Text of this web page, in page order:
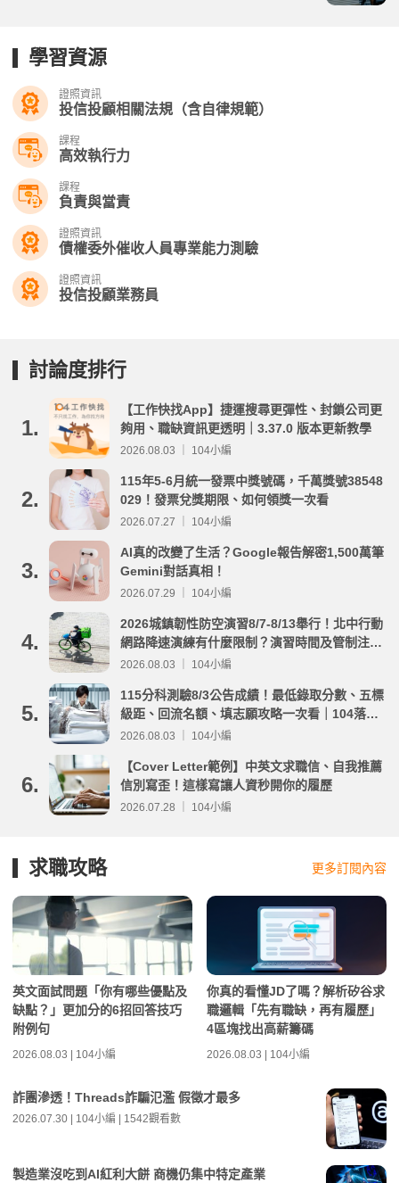
學習資源
證照資訊
投信投顧相關法規（含自律規範）
課程
高效執行力
課程
負責與當責
證照資訊
債權委外催收人員專業能力測驗
證照資訊
投信投顧業務員
討論度排行
1.
【工作快找App】捷運搜尋更彈性、封鎖公司更
夠用、職缺資訊更透明｜3.37.0 版本更新教學
2026.08.03 ｜ 104小編
2.
115年5-6月統一發票中獎號碼，千萬獎號38548
029！發票兌獎期限、如何領獎一次看
2026.07.27 ｜ 104小編
3.
AI真的改變了生活？Google報告解密1,500萬筆
Gemini對話真相！
2026.07.29 ｜ 104小編
4.
2026城鎮韌性防空演習8/7-8/13舉行！北中行動
網路降速演練有什麼限制？演習時間及管制注意
事項整理
2026.08.03 ｜ 104小編
5.
115分科測驗8/3公告成績！最低錄取分數、五標
級距、回流名額、填志願攻略一次看｜104落點
分析
2026.08.03 ｜ 104小編
6.
【Cover Letter範例】中英文求職信、自我推薦
信別寫歪！這樣寫讓人資秒開你的履歷
2026.07.28 ｜ 104小編
求職攻略 更多訂閱內容
英文面試問題「你有哪些優點及
缺點？」更加分的6招回答技巧
附例句
2026.08.03 | 104小編
你真的看懂JD了嗎？解析矽谷求
職邏輯「先有職缺，再有履歷」
4區塊找出高薪籌碼
2026.08.03 | 104小編
詐團滲透！Threads詐騙氾濫 假徵才最多
2026.07.30 | 104小編 | 1542觀看數
製造業沒吃到AI紅利大餅 商機仍集中特定產業